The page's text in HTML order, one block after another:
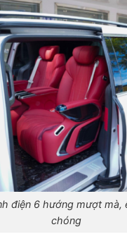
điện 6 hướng mượt mà,
chóng